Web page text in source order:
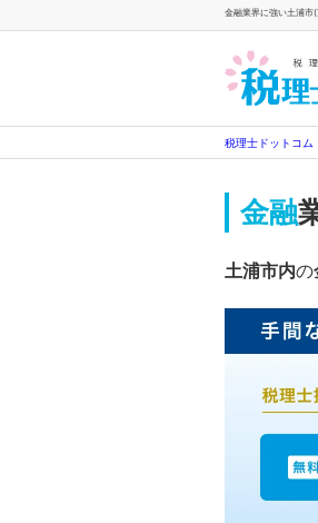
金融業界に強い土浦市
税理士ドットコム
金融
土浦市内の